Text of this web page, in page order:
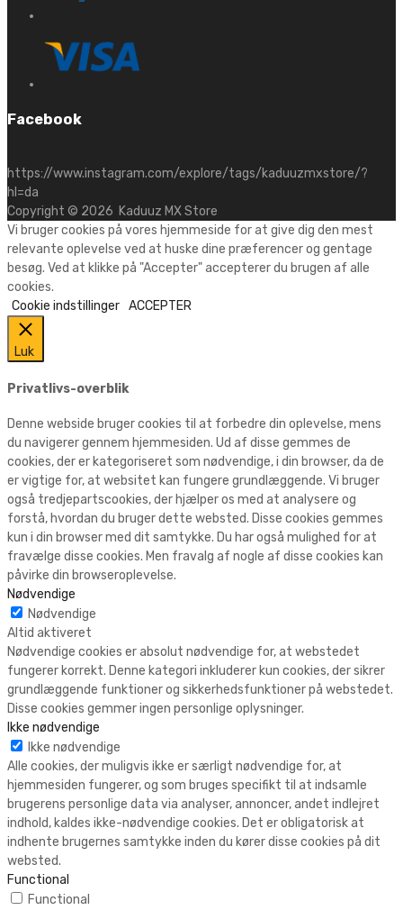
Facebook
https://www.instagram.com/explore/tags/kaduuzmxstore/?
hl=da
Copyright © 2026 Kaduuz MX Store
Vi bruger cookies på vores hjemmeside for at give dig den mest
relevante oplevelse ved at huske dine præferencer og gentage
besøg. Ved at klikke på "Accepter" accepterer du brugen af alle
cookies.
Cookie indstillinger ACCEPTER
Luk
Privatlivs-overblik
Denne webside bruger cookies til at forbedre din oplevelse, mens
du navigerer gennem hjemmesiden. Ud af disse gemmes de
cookies, der er kategoriseret som nødvendige, i din browser, da de
er vigtige for, at websitet kan fungere grundlæggende. Vi bruger
også tredjepartscookies, der hjælper os med at analysere og
forstå, hvordan du bruger dette websted. Disse cookies gemmes
kun i din browser med dit samtykke. Du har også mulighed for at
fravælge disse cookies. Men fravalg af nogle af disse cookies kan
påvirke din browseroplevelse.
Nødvendige
Nødvendige
Altid aktiveret
Nødvendige cookies er absolut nødvendige for, at webstedet
fungerer korrekt. Denne kategori inkluderer kun cookies, der sikrer
grundlæggende funktioner og sikkerhedsfunktioner på webstedet.
Disse cookies gemmer ingen personlige oplysninger.
Ikke nødvendige
Ikke nødvendige
Alle cookies, der muligvis ikke er særligt nødvendige for, at
hjemmesiden fungerer, og som bruges specifikt til at indsamle
brugerens personlige data via analyser, annoncer, andet indlejret
indhold, kaldes ikke-nødvendige cookies. Det er obligatorisk at
indhente brugernes samtykke inden du kører disse cookies på dit
websted.
Functional
Functional